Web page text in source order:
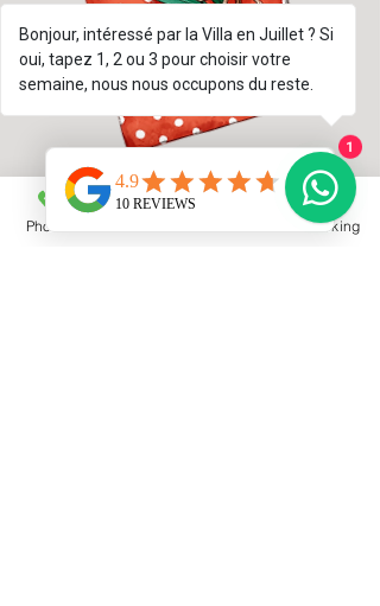
Phone Booking
Bonjour, intéressé par la Villa en Juillet ? Si
oui, tapez 1, 2 ou 3 pour choisir votre
semaine, nous nous occupons du reste.
1